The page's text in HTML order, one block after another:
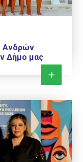
Ανδρών
Δήμο μας